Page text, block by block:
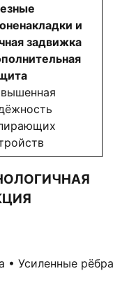
и
задвижка
• Усиленные рёбра